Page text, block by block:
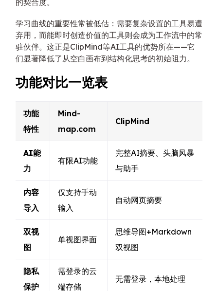
学习曲线的重要性常被低估：需要复杂设置的工具易遭
弃用，而能即时创造价值的工具则会成为工作流中的常
驻伙伴。这正是ClipMind等AI工具的优势所在——它
们显著降低了从空白画布到结构化思考的初始阻力。
功能对比一览表
功能
特性
Mind-
map.com
ClipMind
AI能
力
有限AI功能
完整AI摘要、头脑风暴
与助手
内容
导入
仅支持手动
输入
自动网页摘要
双视
图
单视图界面
思维导图+Markdown
双视图
隐私
保护
需登录的云
端存储
无需登录，本地处理